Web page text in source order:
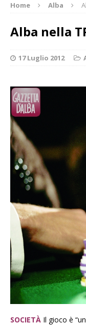
Home Alba
Alba nella
17 Luglio 2012
SOCIETÀ Il gioco è